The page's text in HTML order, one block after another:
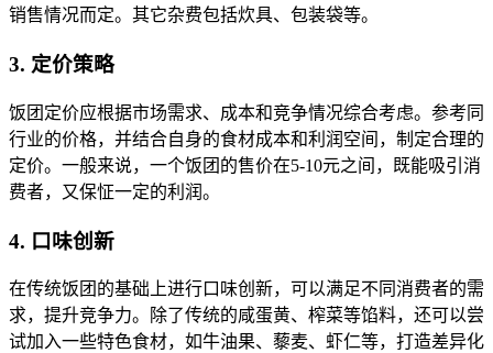
销售情况而定。其它杂费包括炊具、包装袋等。
3. 定价策略
饭团定价应根据市场需求、成本和竞争情况综合考虑。参考同
行业的价格，并结合自身的食材成本和利润空间，制定合理的
定价。一般来说，一个饭团的售价在5-10元之间，既能吸引消
费者，又保怔一定的利润。
4. 口味创新
在传统饭团的基础上进行口味创新，可以满足不同消费者的需
求，提升竞争力。除了传统的咸蛋黄、榨菜等馅料，还可以尝
试加入一些特色食材，如牛油果、藜麦、虾仁等，打造差异化